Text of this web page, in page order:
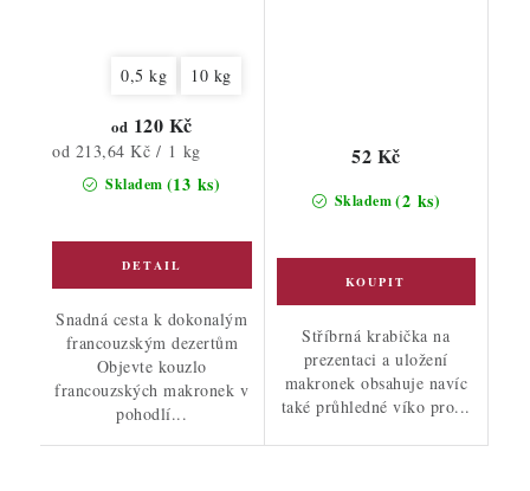
0,5 kg 10 kg
Skladem (13 ks)
od 120 Kč
Měrná
cena:
od 213,64 Kč / 1 kg
Snadná cesta k dokonalým
francouzským dezertům
Objevte kouzlo
francouzských makronek v
pohodlí...
Skladem(2 ks)
52 Kč
Stříbrná krabička na
prezentaci a uložení
makronek obsahuje navíc
také průhledné víko pro...